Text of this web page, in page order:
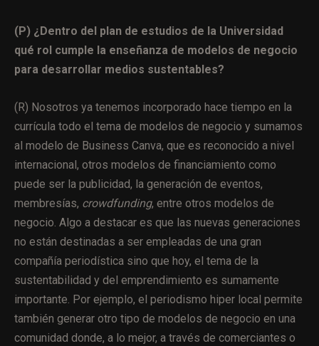
(P) ¿Dentro del plan de estudios de la Universidad
qué rol cumple la enseñanza de modelos de negocio
para desarrollar medios sustentables?
(R) Nosotros ya tenemos incorporado hace tiempo en la
currícula todo el tema de modelos de negocio y sumamos
al modelo de Business Canva, que es reconocido a nivel
internacional, otros modelos de financiamiento como
puede ser la publicidad, la generación de eventos,
membresías, crowdfunding, entre otros modelos de
negocio. Algo a destacar es que las nuevas generaciones
no están destinadas a ser empleadas de una gran
compañía periodística sino que hoy, el tema de la
sustentabilidad y del emprendimiento es sumamente
importante. Por ejemplo, el periodismo hiper local permite
también generar otro tipo de modelos de negocio en una
comunidad donde, a lo mejor, a través de comerciantes o